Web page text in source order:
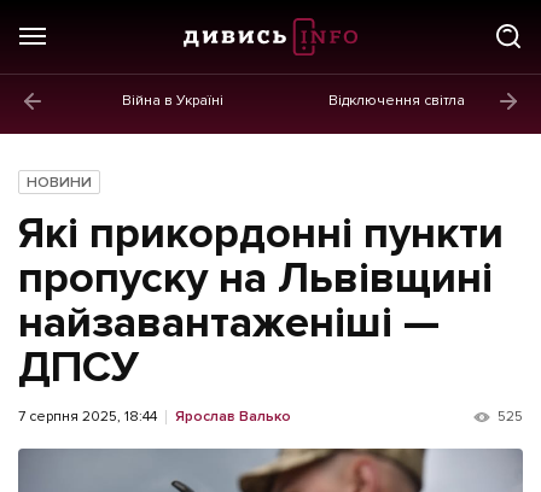
Війна в Україні Відключення світла
Новини
Політика
Економіка
Бізнес
Життя
Культура
Афіша
НОВИНИ
Які прикордонні пункти
пропуску на Львівщині
найзавантаженіші —
ДПСУ
7 серпня 2025, 18:44 Ярослав Валько 525